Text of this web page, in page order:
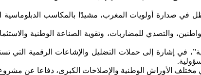
في صدارة أولويات المغرب، مشيدًا بالمكاسب
والتصدي للمضاربات، وتقوية الصناعة الوطنية
في إشارة إلى حملات التضليل والإشاعات الرقمية
الأوراش الوطنية والإصلاحات الكبرى، دفاعا عن مشروع